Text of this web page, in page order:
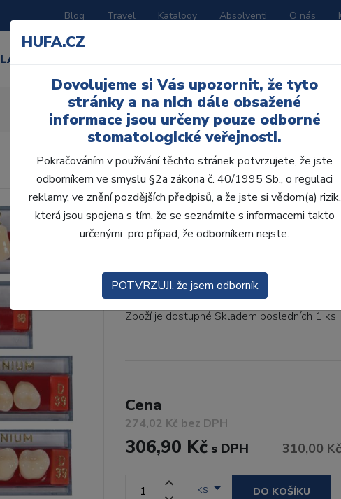
Blog Travel Katalogy Absolventi O nás
LABORATOŘ
AcryRock 1x28 S56-
• Dvouvrstvé velmi estetické pryskyřičné
zub.• Díky použití speciální pryskyřice
Kód produktu: 803627
Zboží je dostupné Skladem posledních 1 ks
Cena
274,02 Kč bez DPH
306,90 Kč s DPH 310,00 Kč
ks DO KOŠÍKU
HUFA.CZ
Dovolujeme si Vás upozornit, že tyto
stránky a na nich dále obsažené
informace jsou určeny pouze odborné
stomatologické veřejnosti.
Pokračováním v používání těchto stránek potvrzujete, že jste
odborníkem ve smyslu §2a zákona č. 40/1995 Sb., o regulaci
reklamy, ve znění pozdějších předpisů, a že jste si vědom(a) rizik,
která jsou spojena s tím, že se seznámíte s informacemi takto
určenými pro případ, že odborníkem nejste.
POTVRZUJI, že jsem odborník